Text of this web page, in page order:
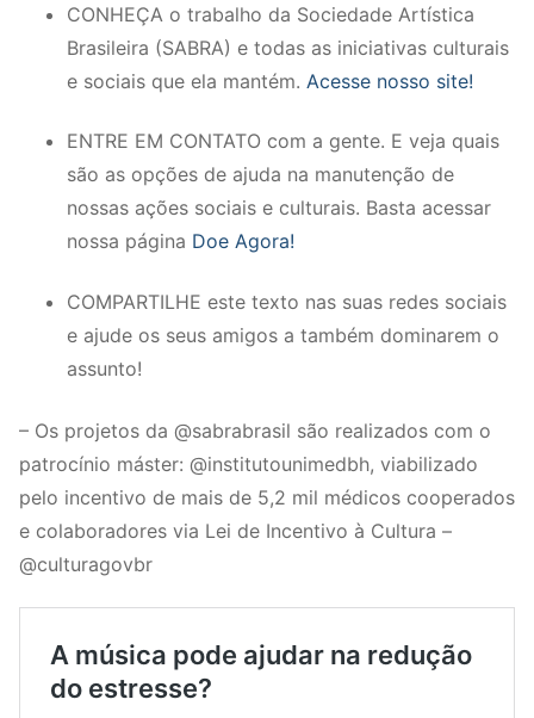
CONHEÇA o trabalho da Sociedade Artística
Brasileira (SABRA) e todas as iniciativas culturais
e sociais que ela mantém. Acesse nosso site!
ENTRE EM CONTATO com a gente. E veja quais
são as opções de ajuda na manutenção de
nossas ações sociais e culturais. Basta acessar
nossa página Doe Agora!
COMPARTILHE este texto nas suas redes sociais
e ajude os seus amigos a também dominarem o
assunto!
– Os projetos da @sabrabrasil são realizados com o
patrocínio máster: @institutounimedbh, viabilizado
pelo incentivo de mais de 5,2 mil médicos cooperados
e colaboradores via Lei de Incentivo à Cultura –
@culturagovbr